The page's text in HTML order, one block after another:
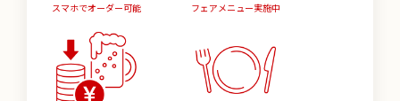
スマホでオーダー可能 フェアメニュー実施中